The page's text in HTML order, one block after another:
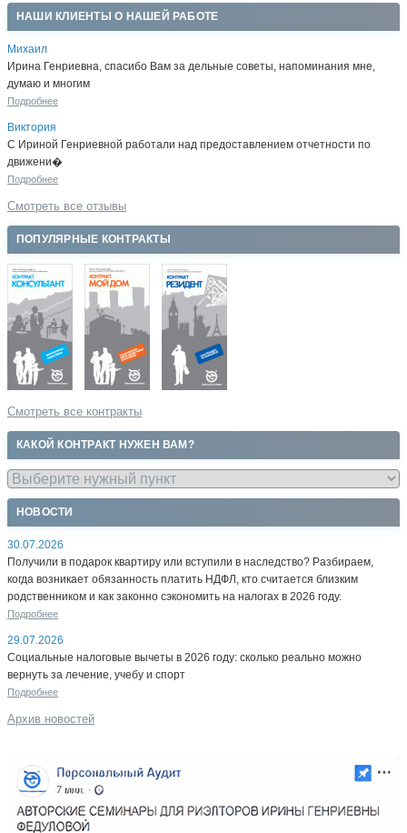
НАШИ КЛИЕНТЫ О НАШЕЙ РАБОТЕ
Михаил
Ирина Генриевна, спасибо Вам за дельные советы, напоминания мне,
думаю и многим
Подробнее
Виктория
С Ириной Генриевной работали над предоставлением отчетности по
движени�
Подробнее
Смотреть все отзывы
ПОПУЛЯРНЫЕ КОНТРАКТЫ
Смотреть все контракты
КАКОЙ КОНТРАКТ НУЖЕН ВАМ?
НОВОСТИ
30.07.2026
Получили в подарок квартиру или вступили в наследство? Разбираем,
когда возникает обязанность платить НДФЛ, кто считается близким
родственником и как законно сэкономить на налогах в 2026 году.
Подробнее
29.07.2026
Социальные налоговые вычеты в 2026 году: сколько реально можно
вернуть за лечение, учебу и спорт
Подробнее
Архив новостей